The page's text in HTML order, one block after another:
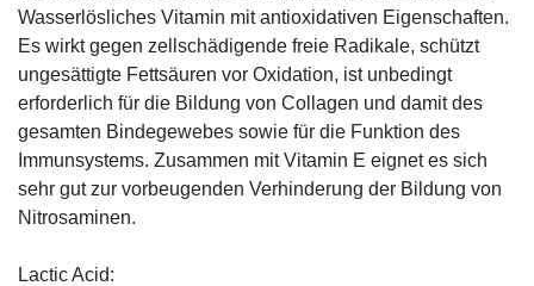
Wasserlösliches Vitamin mit antioxidativen Eigenschaften.
Es wirkt gegen zellschädigende freie Radikale, schützt
ungesättigte Fettsäuren vor Oxidation, ist unbedingt
erforderlich für die Bildung von Collagen und damit des
gesamten Bindegewebes sowie für die Funktion des
Immunsystems. Zusammen mit Vitamin E eignet es sich
sehr gut zur vorbeugenden Verhinderung der Bildung von
Nitrosaminen.
Lactic Acid: